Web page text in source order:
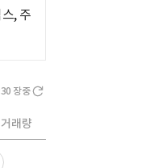
, 주
장중
거래량